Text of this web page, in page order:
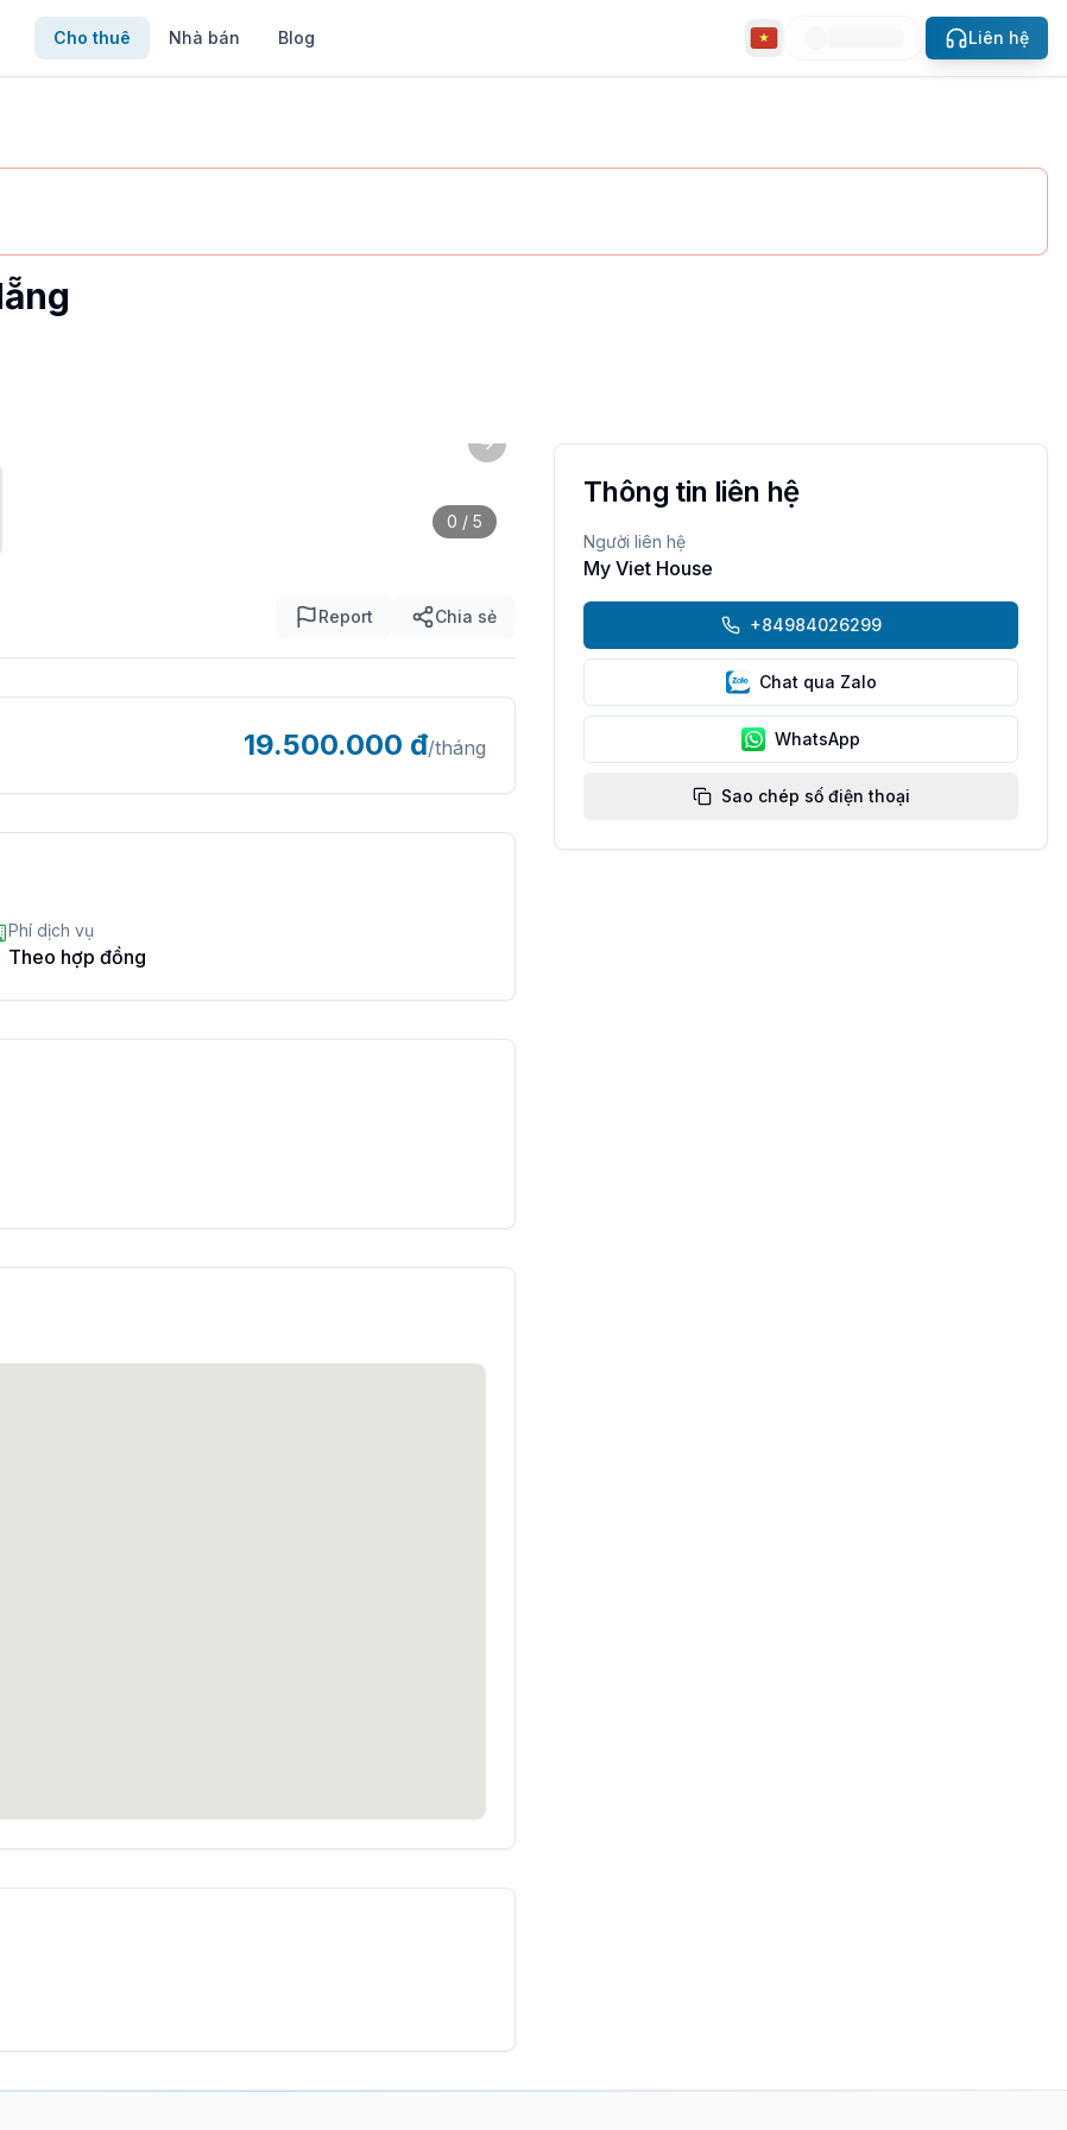
Cho thuê Nhà bán Blog Liên hệ
cho người nước ngoài. Liên hệ ngay qua MyVietHouse.
Next slide
0 / 5
Report Chia sẻ
19.500.000 đ/tháng
Phí dịch vụ
Theo hợp đồng
Thông tin liên hệ
Người liên hệ
My Viet House
+84984026299
Chat qua Zalo
WhatsApp
Sao chép số điện thoại